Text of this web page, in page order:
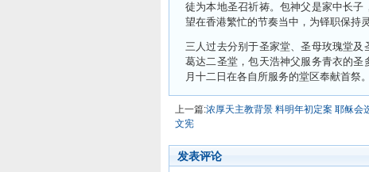
徒为本地圣召祈祷。包神父是家中长
望在香港繁忙的节奏当中，为铎职保持
三人过去分别于圣家堂、圣母玫瑰堂
葛达二圣堂，包天浩神父服务青衣的
月十二日在各自所服务的堂区奉献首祭。
上一篇:浓厚天主教背景 料明年初定案 耶稣会
文宪
发表评论